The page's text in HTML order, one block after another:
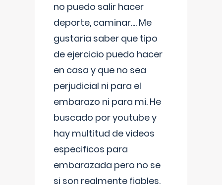
no puedo salir hacer
deporte, caminar.... Me
gustaria saber que tipo
de ejercicio puedo hacer
en casa y que no sea
perjudicial ni para el
embarazo ni para mi. He
buscado por youtube y
hay multitud de videos
especificos para
embarazada pero no se
si son realmente fiables.